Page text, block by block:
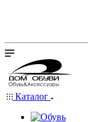
Каталог